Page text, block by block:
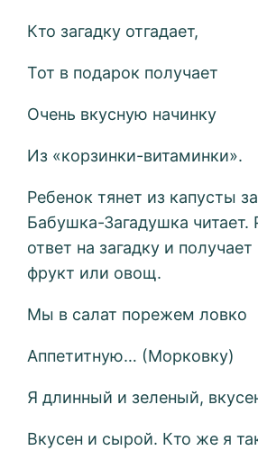
Кто загадку отгадает,
Тот в подарок получает
Очень вкусную начинку
Из «корзинки-витаминки».
Ребенок тянет из капусты
Бабушка-Загадушка читает.
ответ на загадку и
фрукт или овощ.
Мы в салат порежем ловко
Аппетитную… (Морковку)
Я длинный и зеленый,
Вкусен и сырой. Кто же я